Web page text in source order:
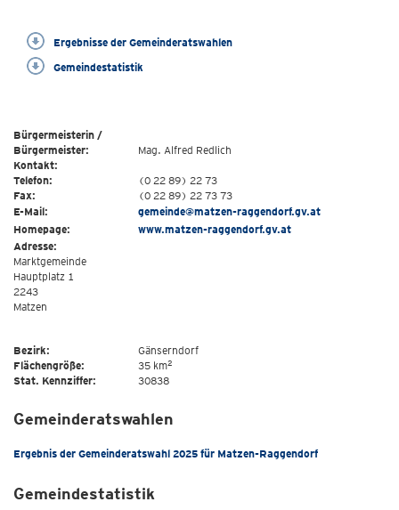
Ergebnisse der Gemeinderatswahlen
Gemeindestatistik
Bürgermeisterin /
Bürgermeister:
Mag. Alfred Redlich
Kontakt:
Telefon:
(0 22 89) 22 73
Fax:
(0 22 89) 22 73 73
E-Mail:
gemeinde@matzen-raggendorf.gv.at
Homepage:
www.matzen-raggendorf.gv.at
Adresse:
Marktgemeinde
Hauptplatz 1
2243
Matzen
Bezirk:
Gänserndorf
Flächengröße:
35 km2
Stat. Kennziffer: 30838
Gemeinderatswahlen
Ergebnis der Gemeinderatswahl 2025 für Matzen-Raggendorf
Gemeindestatistik